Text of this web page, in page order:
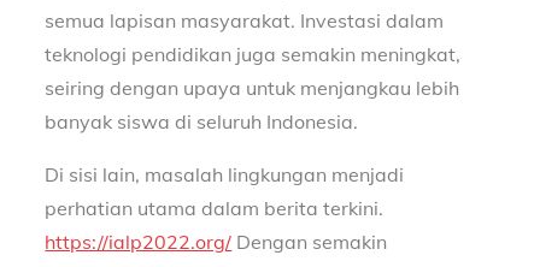
semua lapisan masyarakat. Investasi dalam
teknologi pendidikan juga semakin meningkat,
seiring dengan upaya untuk menjangkau lebih
banyak siswa di seluruh Indonesia.
Di sisi lain, masalah lingkungan menjadi
perhatian utama dalam berita terkini.
https://ialp2022.org/ Dengan semakin